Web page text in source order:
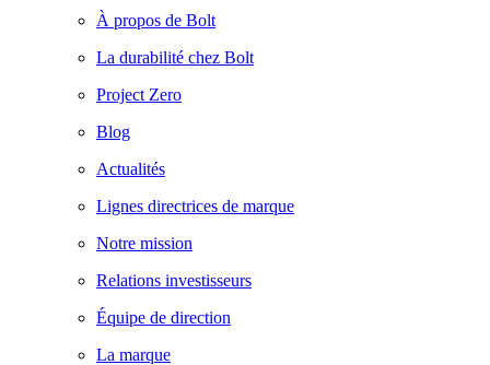
À propos de Bolt
La durabilité chez Bolt
Project Zero
Blog
Actualités
Lignes directrices de marque
Notre mission
Relations investisseurs
Équipe de direction
La marque